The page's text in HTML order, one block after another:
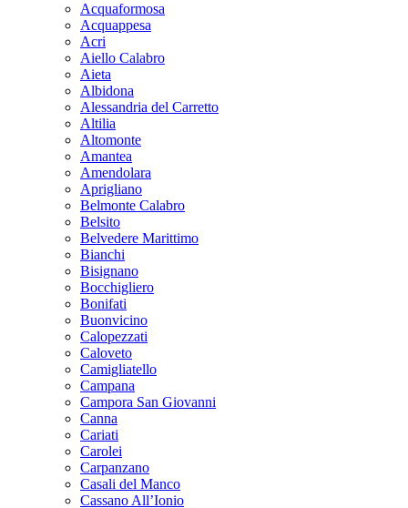
Acquaformosa
Acquappesa
Acri
Aiello Calabro
Aieta
Albidona
Alessandria del Carretto
Altilia
Altomonte
Amantea
Amendolara
Aprigliano
Belmonte Calabro
Belsito
Belvedere Marittimo
Bianchi
Bisignano
Bocchigliero
Bonifati
Buonvicino
Calopezzati
Caloveto
Camigliatello
Campana
Campora San Giovanni
Canna
Cariati
Carolei
Carpanzano
Casali del Manco
Cassano All’Ionio